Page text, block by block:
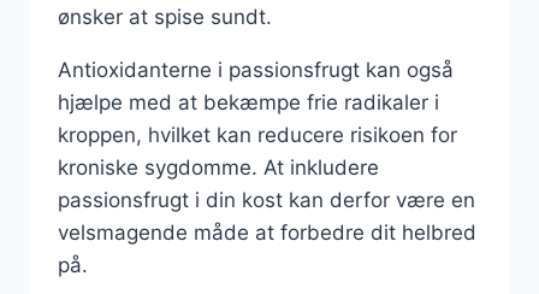
ønsker at spise sundt.
Antioxidanterne i passionsfrugt kan også
hjælpe med at bekæmpe frie radikaler i
kroppen, hvilket kan reducere risikoen for
kroniske sygdomme. At inkludere
passionsfrugt i din kost kan derfor være en
velsmagende måde at forbedre dit helbred
på.